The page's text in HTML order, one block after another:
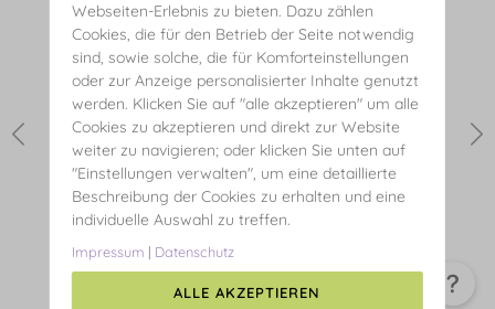
Webseiten-Erlebnis zu bieten. Dazu zählen
Cookies, die für den Betrieb der Seite notwendig
sind, sowie solche, die für Komforteinstellungen
oder zur Anzeige personalisierter Inhalte genutzt
werden. Klicken Sie auf "alle akzeptieren" um alle
Cookies zu akzeptieren und direkt zur Website
weiter zu navigieren; oder klicken Sie unten auf
"Einstellungen verwalten", um eine detaillierte
Beschreibung der Cookies zu erhalten und eine
individuelle Auswahl zu treffen.
Impressum | Datenschutz
ALLE AKZEPTIEREN